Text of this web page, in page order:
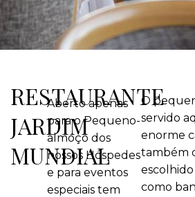
RESTAURANTE
JARDIM
MUNDIAL
Aberto apenas
para o Pequeno-
almoço dos
nossos Hóspedes
e para eventos
especiais tem
O
servido
enorme
também
como